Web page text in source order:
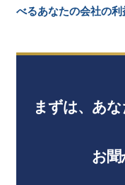
べるあなたの会社の
まずは、あ
お聞